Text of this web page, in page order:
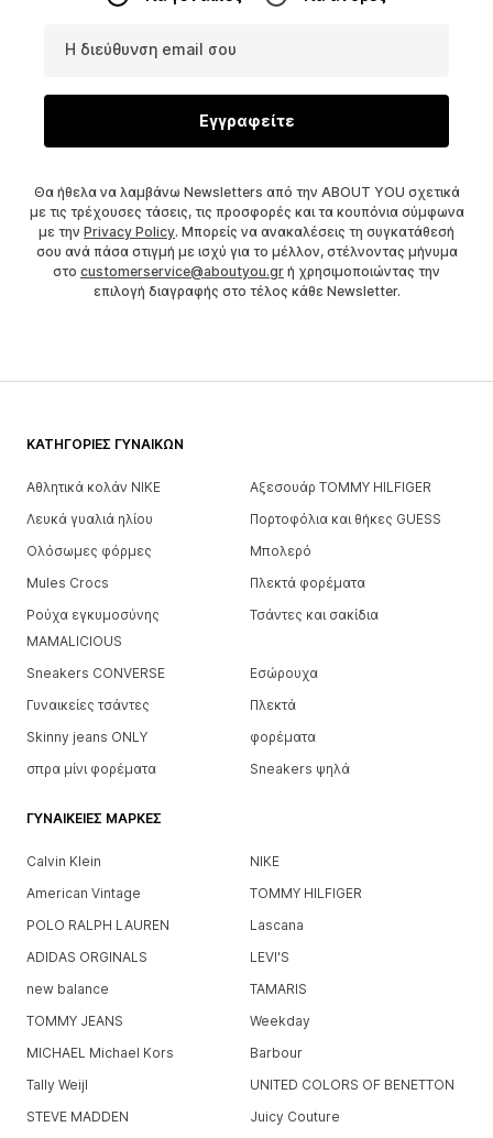
Η διεύθυνση email σου
Εγγραφείτε
Θα ήθελα να λαμβάνω Newsletters από την ABOUT YOU σχετικά
με τις τρέχουσες τάσεις, τις προσφορές και τα κουπόνια σύμφωνα
με την Privacy Policy. Μπορείς να ανακαλέσεις τη συγκατάθεσή
σου ανά πάσα στιγμή με ισχύ για το μέλλον, στέλνοντας μήνυμα
στο customerservice@aboutyou.gr ή χρησιμοποιώντας την
επιλογή διαγραφής στο τέλος κάθε Newsletter.
ΚΑΤΗΓΟΡΊΕΣ ΓΥΝΑΙΚΏΝ
Αθλητικά κολάν NIKE
Αξεσουάρ TOMMY HILFIGER
Λευκά γυαλιά ηλίου
Πορτοφόλια και θήκες GUESS
Ολόσωμες φόρμες
Μπολερό
Mules Crocs
Πλεκτά φορέματα
Ρούχα εγκυμοσύνης
MAMALICIOUS
Τσάντες και σακίδια
Sneakers CONVERSE
Εσώρουχα
Γυναικείες τσάντες
Πλεκτά
Skinny jeans ONLY
φορέματα
σπρα μίνι φορέματα
Sneakers ψηλά
ΓΥΝΑΙΚΕΊΕΣ ΜΆΡΚΕΣ
Calvin Klein
NIKE
American Vintage
TOMMY HILFIGER
POLO RALPH LAUREN
Lascana
ADIDAS ORGINALS
LEVI'S
new balance
TAMARIS
TOMMY JEANS
Weekday
MICHAEL Michael Kors
Barbour
Tally Weijl
UNITED COLORS OF BENETTON
STEVE MADDEN
Juicy Couture